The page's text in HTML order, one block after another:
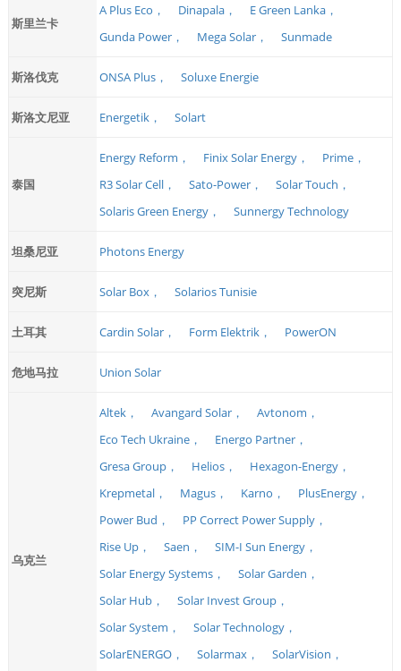
斯里兰卡
A Plus Eco， Dinapala，
E Green Lanka，
Gunda Power，
Mega Solar， Sunmade
斯洛伐克 ONSA Plus， Soluxe Energie
斯洛文尼亚 Energetik， Solart
泰国
Energy Reform， Finix Solar Energy，
Prime，
R3 Solar Cell，
Sato-Power，
Solar Touch，
Solaris Green Energy，
Sunnergy Technology
坦桑尼亚 Photons Energy
突尼斯 Solar Box， Solarios Tunisie
土耳其 Cardin Solar， Form Elektrik， PowerON
危地马拉 Union Solar
乌克兰
Altek， Avangard Solar，
Avtonom，
Eco Tech Ukraine，
Energo Partner，
Gresa Group，
Helios，
Hexagon-Energy，
Krepmetal，
Magus， Karno，
PlusEnergy，
Power Bud，
PP Correct Power Supply，
Rise Up，
Saen，
SIM-I Sun Energy，
Solar Energy Systems，
Solar Garden，
Solar Hub，
Solar Invest Group，
Solar System，
Solar Technology，
SolarENERGO，
Solarmax，
SolarVision，